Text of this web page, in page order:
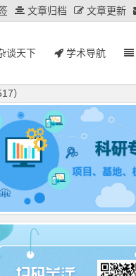
文章归档 文章更新
谈天下 学术导航
）